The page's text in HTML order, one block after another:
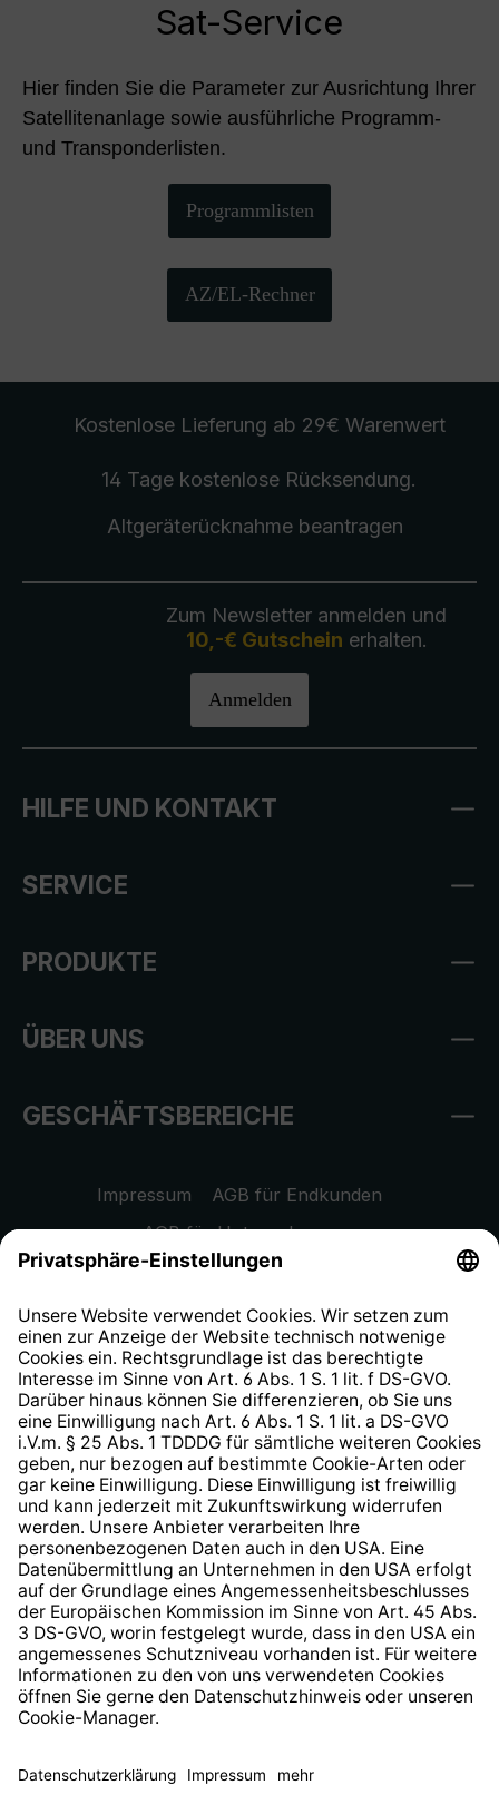
Sat-Service
Hier finden Sie die Parameter zur Ausrichtung Ihrer
Satellitenanlage sowie ausführliche Programm-
und Transponderlisten.
Programmlisten
AZ/EL-Rechner
Kostenlose Lieferung ab 29€ Warenwert
14 Tage kostenlose Rücksendung.
Altgeräterücknahmebeantragen
Zum Newsletter anmelden und
10,-€ Gutschein erhalten.
Anmelden
HILFE UND KONTAKT
SERVICE
PRODUKTE
ÜBER UNS
GESCHÄFTSBEREICHE
Impressum
AGB für Endkunden
AGB für Unternehmen
Datenschutzhinweis
Widerrufsrecht
Hinweisgeberschutzsystem
Barrierefreiheit
* Alle Preise inkl. gesetzl. Mehrwertsteuer zzgl.
anders angegeben.